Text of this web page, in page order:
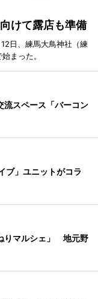
けて露店も準備
日、練馬大鳥神社（練
まった。
流スペース「バーコン
ブ」ユニットがコラ
りマルシェ」 地元野